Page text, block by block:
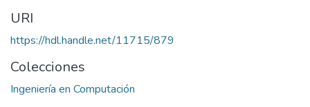
URI
https://hdl.handle.net/11715/879
Colecciones
Ingeniería en Computación